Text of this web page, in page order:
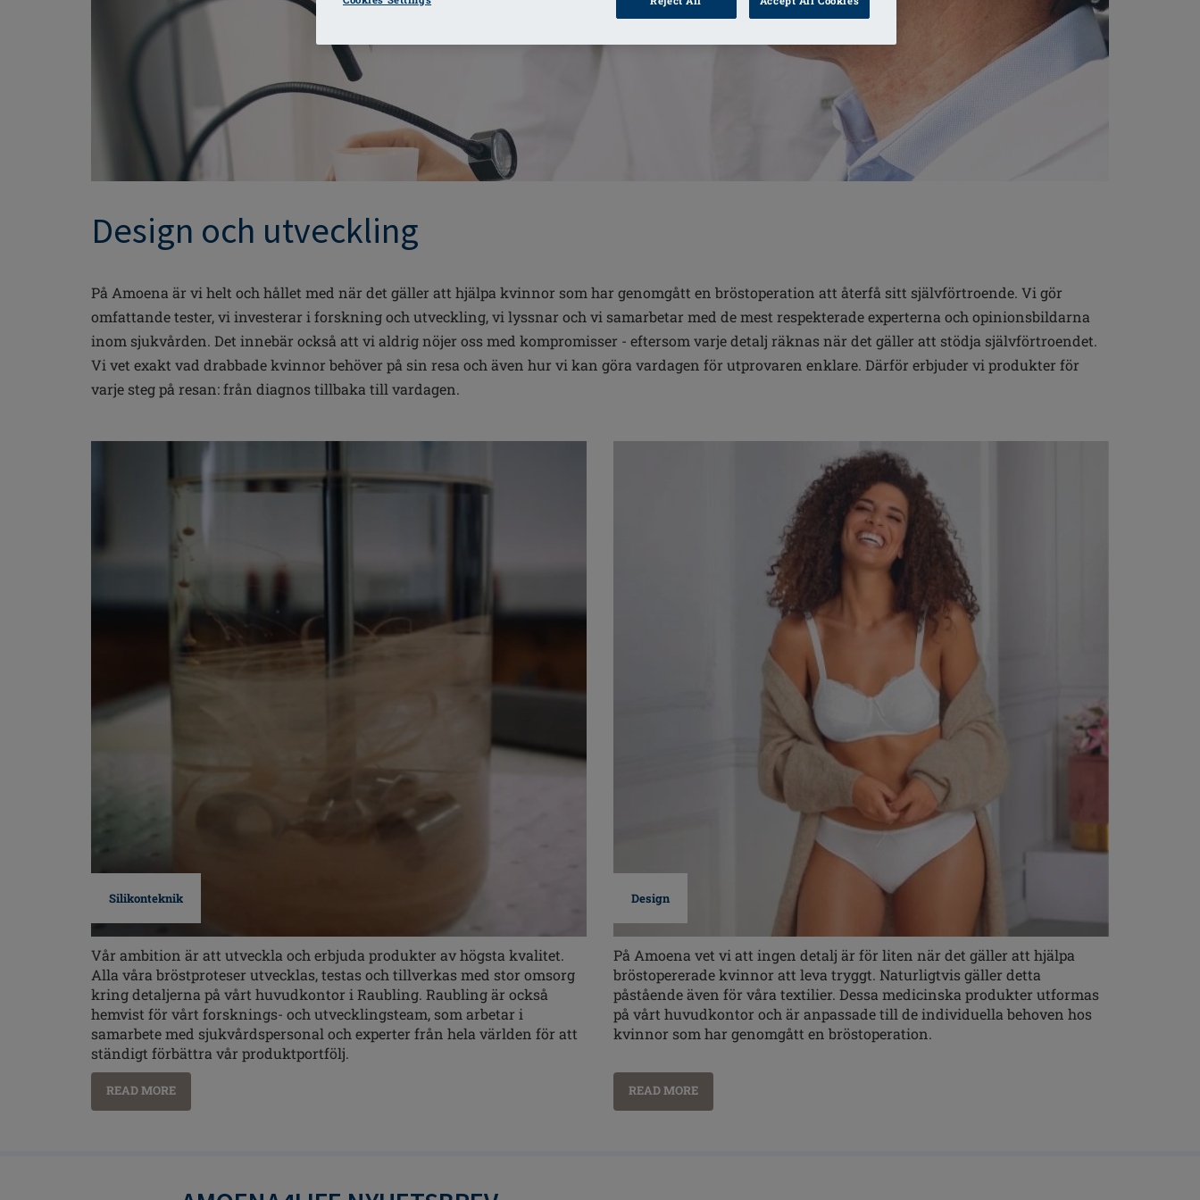
Design och utveckling
På Amoena är vi helt och hållet med när det gäller att hjälpa kvinnor som har genomgått en bröstoperation att återfå sitt självförtroende. Vi gör
omfattande tester, vi investerar i forskning och utveckling, vi lyssnar och vi samarbetar med de mest respekterade experterna och opinionsbildarna
inom sjukvården. Det innebär också att vi aldrig nöjer oss med kompromisser - eftersom varje detalj räknas när det gäller att stödja självförtroendet.
Vi vet exakt vad drabbade kvinnor behöver på sin resa och även hur vi kan göra vardagen för utprovaren enklare. Därför erbjuder vi produkter för
varje steg på resan: från diagnos tillbaka till vardagen.
Silikonteknik
Vår ambition är att utveckla och erbjuda produkter av högsta kvalitet.
Alla våra bröstproteser utvecklas, testas och tillverkas med stor omsorg
kring detaljerna på vårt huvudkontor i Raubling. Raubling är också
hemvist för vårt forsknings- och utvecklingsteam, som arbetar i
samarbete med sjukvårdspersonal och experter från hela världen för att
ständigt förbättra vår produktportfölj.
READ MORE
Design
På Amoena vet vi att ingen detalj är för liten när det gäller att hjälpa
bröstopererade kvinnor att leva tryggt. Naturligtvis gäller detta
påstående även för våra textilier. Dessa medicinska produkter utformas
på vårt huvudkontor och är anpassade till de individuella behoven hos
kvinnor som har genomgått en bröstoperation.
READ MORE